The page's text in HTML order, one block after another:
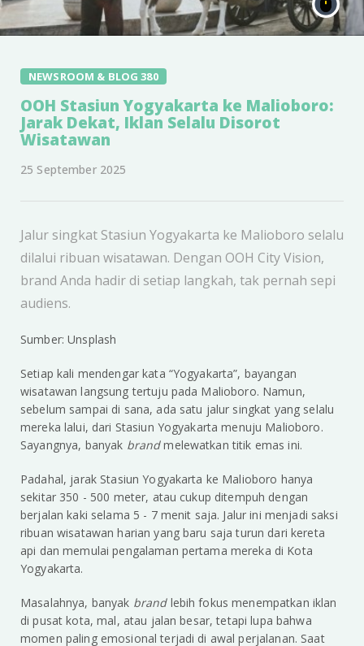
NEWSROOM & BLOG 380
OOH Stasiun Yogyakarta ke Malioboro:
Jarak Dekat, Iklan Selalu Disorot
Wisatawan
25 September 2025
Jalur singkat Stasiun Yogyakarta ke Malioboro selalu
dilalui ribuan wisatawan. Dengan OOH City Vision,
brand Anda hadir di setiap langkah, tak pernah sepi
audiens.
Sumber: Unsplash
Setiap kali mendengar kata “Yogyakarta”, bayangan
wisatawan langsung tertuju pada Malioboro. Namun,
sebelum sampai di sana, ada satu jalur singkat yang selalu
mereka lalui, dari Stasiun Yogyakarta menuju Malioboro.
Sayangnya, banyak brandmelewatkan titik emas ini.
Padahal, jarak Stasiun Yogyakarta ke Malioboro hanya
sekitar 350 - 500 meter, atau cukup ditempuh dengan
berjalan kaki selama 5 - 7 menit saja. Jalur ini menjadi saksi
ribuan wisatawan harian yang baru saja turun dari kereta
api dan memulai pengalaman pertama mereka di Kota
Yogyakarta.
Masalahnya, banyak brand lebih fokus menempatkan iklan
di pusat kota, mal, atau jalan besar, tetapi lupa bahwa
momen paling emosional terjadi di awal perjalanan. Saat